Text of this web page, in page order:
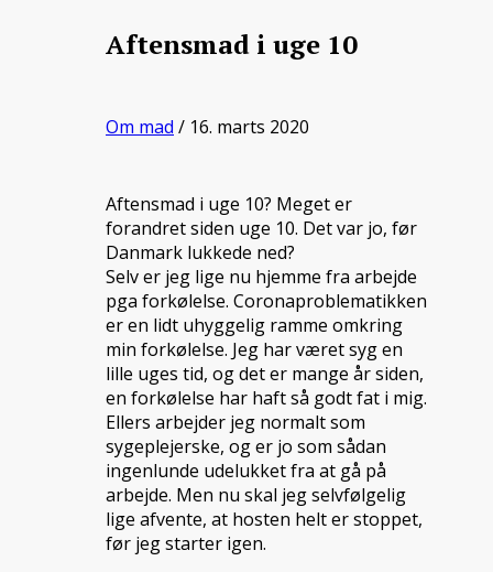
Aftensmad i uge 10
Om mad / 16. marts 2020
Aftensmad i uge 10? Meget er
forandret siden uge 10. Det var jo, før
Danmark lukkede ned?
Selv er jeg lige nu hjemme fra arbejde
pga forkølelse. Coronaproblematikken
er en lidt uhyggelig ramme omkring
min forkølelse. Jeg har været syg en
lille uges tid, og det er mange år siden,
en forkølelse har haft så godt fat i mig.
Ellers arbejder jeg normalt som
sygeplejerske, og er jo som sådan
ingenlunde udelukket fra at gå på
arbejde. Men nu skal jeg selvfølgelig
lige afvente, at hosten helt er stoppet,
før jeg starter igen.